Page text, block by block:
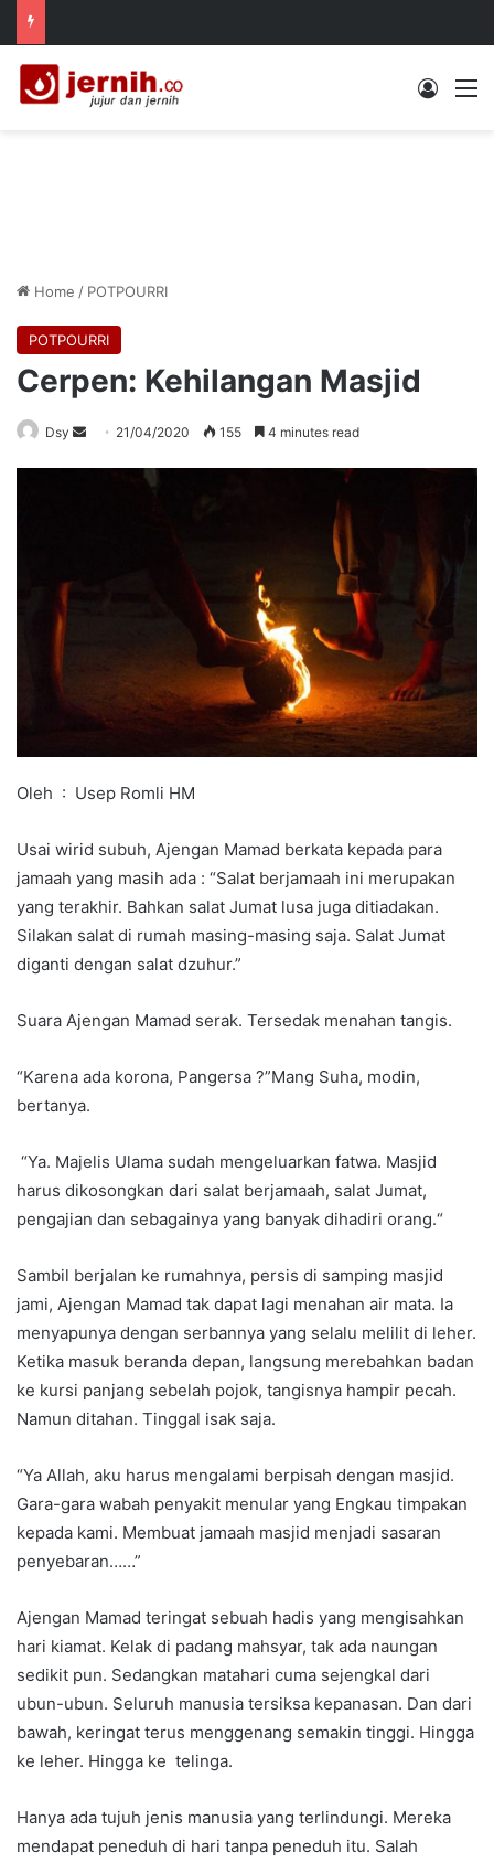
Log In
Home / POTPOURRI
POTPOURRI
Cerpen: Kehilangan Masjid
Dsy
Send 21/04/2020 155 4 minutes read
Oleh : Usep Romli HM
Usai wirid subuh, Ajengan Mamad berkata kepada para
jamaah yang masih ada : “Salat berjamaah ini merupakan
yang terakhir. Bahkan salat Jumat lusa juga ditiadakan.
Silakan salat di rumah masing-masing saja. Salat Jumat
diganti dengan salat dzuhur.”
Suara Ajengan Mamad serak. Tersedak menahan tangis.
“Karena ada korona, Pangersa ?”Mang Suha, modin,
bertanya.
“Ya. Majelis Ulama sudah mengeluarkan fatwa. Masjid
harus dikosongkan dari salat berjamaah, salat Jumat,
pengajian dan sebagainya yang banyak dihadiri orang.“
Sambil berjalan ke rumahnya, persis di samping masjid
jami, Ajengan Mamad tak dapat lagi menahan air mata. Ia
menyapunya dengan serbannya yang selalu melilit di leher.
Ketika masuk beranda depan, langsung merebahkan badan
ke kursi panjang sebelah pojok, tangisnya hampir pecah.
Namun ditahan. Tinggal isak saja.
“Ya Allah, aku harus mengalami berpisah dengan masjid.
Gara-gara wabah penyakit menular yang Engkau timpakan
kepada kami. Membuat jamaah masjid menjadi sasaran
penyebaran……”
Ajengan Mamad teringat sebuah hadis yang mengisahkan
hari kiamat. Kelak di padang mahsyar, tak ada naungan
sedikit pun. Sedangkan matahari cuma sejengkal dari
ubun-ubun. Seluruh manusia tersiksa kepanasan. Dan dari
bawah, keringat terus menggenang semakin tinggi. Hingga
ke leher. Hingga ke telinga.
Hanya ada tujuh jenis manusia yang terlindungi. Mereka
mendapat peneduh di hari tanpa peneduh itu. Salah